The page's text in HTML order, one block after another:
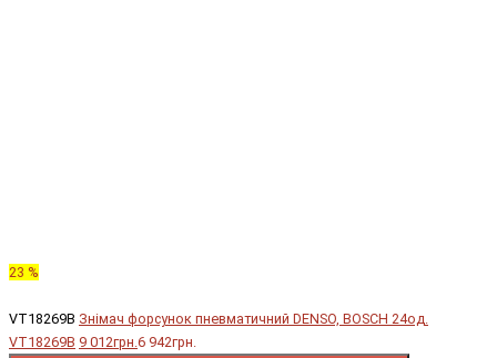
23 %
VT18269B Знімач форсунок пневматичний DENSO, BOSCH 24од.
VT18269B 9 012грн. 6 942грн.